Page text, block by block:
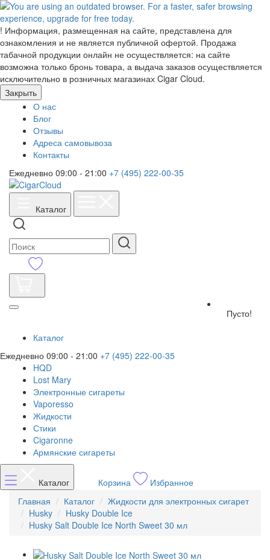
! Информация, размещенная на сайте, представлена для
ознакомления и не является публичной офертой. Продажа
табачной продукции онлайн не осуществляется: на сайте
возможна только бронь товара, а выдача заказов осуществляется
исключительно в розничных магазинах Cigar Cloud.
Закрыть
О нас
Блог
Отзывы
Адреса самовывоза
Контакты
Ежедневно 09:00 - 21:00 +7 (495) 222-00-35
Каталог
Пусто!
Каталог
Ежедневно 09:00 - 21:00 +7 (495) 222-00-35
HQD
Lost Mary
Электронные сигареты
Vaporesso
Жидкости
Стики
Cigaronne
Армянские сигареты
Каталог Корзина
Избранное
Главная
Каталог
Жидкости для электронных сигарет
Husky
Husky Double Ice
Husky Salt Double Ice North Sweet 30 мл